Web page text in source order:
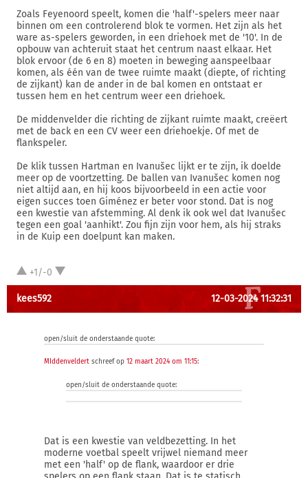
Zoals Feyenoord speelt, komen die 'half'-spelers meer naar
binnen om een controlerend blok te vormen. Het zijn als het
ware as-spelers geworden, in een driehoek met de '10'. In de
opbouw van achteruit staat het centrum naast elkaar. Het
blok ervoor (de 6 en 8) moeten in beweging aanspeelbaar
komen, als één van de twee ruimte maakt (diepte, of richting
de zijkant) kan de ander in de bal komen en ontstaat er
tussen hem en het centrum weer een driehoek.
De middenvelder die richting de zijkant ruimte maakt, creëert
met de back en een CV weer een driehoekje. Of met de
flankspeler.
De klik tussen Hartman en Ivanušec lijkt er te zijn, ik doelde
meer op de voortzetting. De ballen van Ivanušec komen nog
niet altijd aan, en hij koos bijvoorbeeld in een actie voor
eigen succes toen Giménez er beter voor stond. Dat is nog
een kwestie van afstemming. Al denk ik ook wel dat Ivanušec
tegen een goal 'aanhikt'. Zou fijn zijn voor hem, als hij straks
in de Kuip een doelpunt kan maken.
+1/-0
kees592 12-03-2024 11:32:31
open/sluit de onderstaande quote:
MIddenveldert schreef op 12 maart 2024 om 11:15:
open/sluit de onderstaande quote:
Dat is een kwestie van veldbezetting. In het
moderne voetbal speelt vrijwel niemand meer
met een 'half' op de flank, waardoor er drie